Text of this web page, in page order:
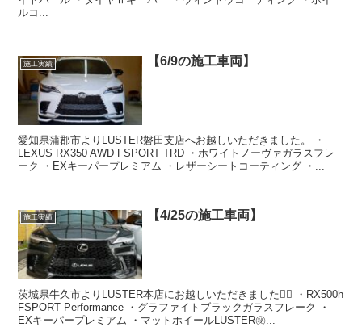
ルコ...
施工実績 【6/9の施工車両】
愛知県蒲郡市よりLUSTER磐田支店へお越しいただきました。 ・
LEXUS RX350 AWD FSPORT TRD ・ホワイトノーヴァガラスフレ
ーク ・EXキーパープレミアム ・レザーシートコーティング ・...
施工実績 【4/25の施工車両】
茨城県牛久市よりLUSTER本店にお越しいただきました🙇‍♂️ ・RX500h
FSPORT Performance ・グラファイトブラックガラスフレーク ・
EXキーパープレミアム ・マットホイールLUSTER㊙️...